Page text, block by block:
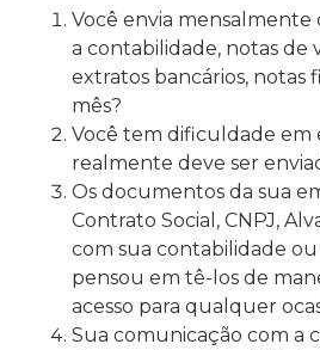
Você envia mensalmente
a contabilidade, notas de
extratos bancários, notas
mês?
Você tem dificuldade
realmente deve ser
Os documentos da sua
Contrato Social, CNPJ,
com sua contabilidade ou
pensou em tê-los de
acesso para qualquer
Sua comunicação com a